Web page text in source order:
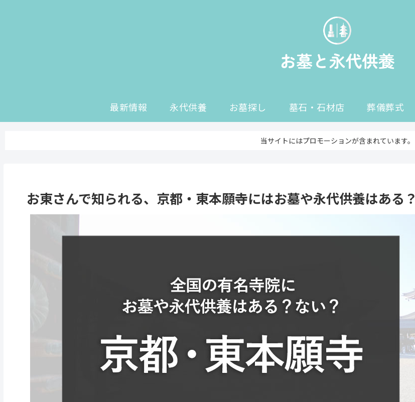
最新情報 永代供養 お墓探し 墓石・石材店 葬儀葬式
当サイトにはプロモーションが含まれています。
お東さんで知られる、京都・東本願寺にはお墓や永代供養はある？